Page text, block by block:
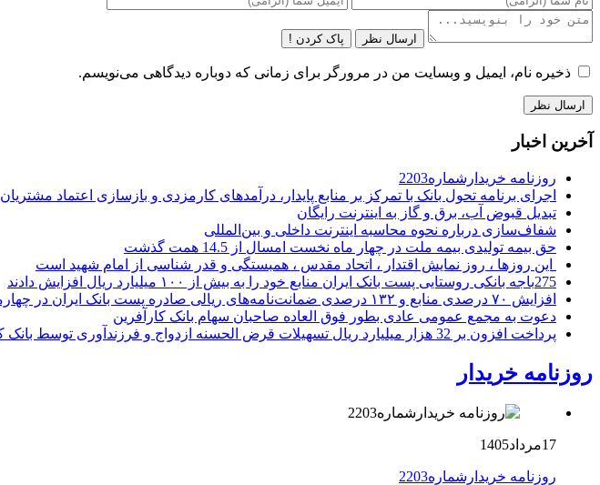
ارسال نظر پاک کردن !
ذخیره نام، ایمیل و وبسایت من در مرورگر برای زمانی که دوباره دیدگاهی می‌نویسم.
آخرین اخبار
روزنامه خریدارشماره2203
اجرای برنامه تحول بانک با تمرکز بر منابع پایدار، درآمدهای کارمزدی و بازسازی اعتماد مشتریان
تبدیل قبوض آب، برق و گاز به اینترنت رایگان
شفاف‌سازی درباره نحوه محاسبه اینترنت داخلی و بین‌المللی
حق بیمه تولیدی بیمه ملت در چهار ماه نخست امسال از 14.5 همت گذشت
این روزها ، روز نمایش اقتدار ، اتحاد مقدس ، همبستگی و قدر شناسی از امام شهید است
275باجه بانکی روستایی پست بانک ایران منابع خود را به بیش از ۱۰۰ میلیارد ریال افزایش دادند
افزایش ۷۰ درصدی منابع و ۱۳۲ درصدی ضمانت‌نامه‌های ریالی صادره پست بانک ایران در چهارماهه اول سال 1405
دعوت به مجمع عمومی عادی بطور فوق العاده صاحبان سهام بانک کارآفرین
پرداخت افزون بر 32 هزار میلیارد ریال تسهیلات قرض الحسنه ازدواج و فرزندآوری توسط بانک کشاورزی
روزنامه خریدار
17مرداد1405
روزنامه خریدارشماره2203